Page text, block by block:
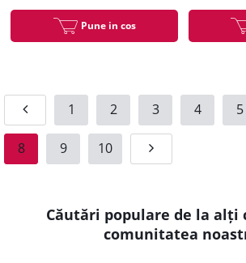
Pune in cos
1 2 3 4 5
8 9 10
Căutări populare de la alți
comunitatea